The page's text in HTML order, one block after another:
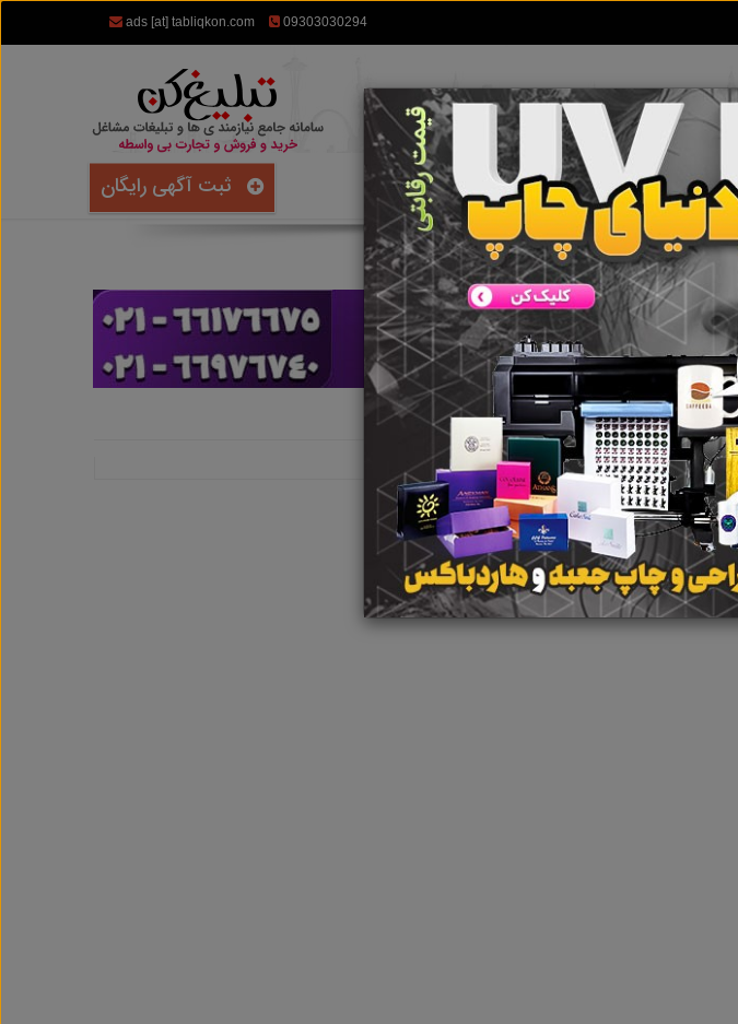
ads [at] tabliqkon.com 09303030294
تماس با ما ثبت آگهی رایگان